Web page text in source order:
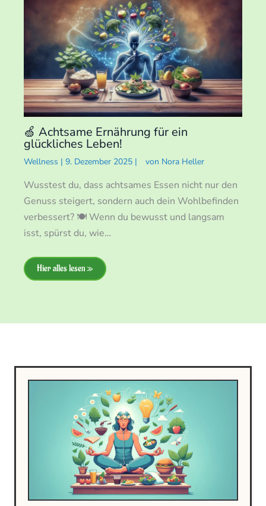
🍏 Achtsame Ernährung für ein
glückliches Leben!
Wellness | 9. Dezember 2025 | von Nora Heller
Wusstest du, dass achtsames Essen nicht nur den
Genuss steigert, sondern auch dein Wohlbefinden
verbessert? 🍽️ Wenn du bewusst und langsam
isst, spürst du, wie…
Hier alles lesen »